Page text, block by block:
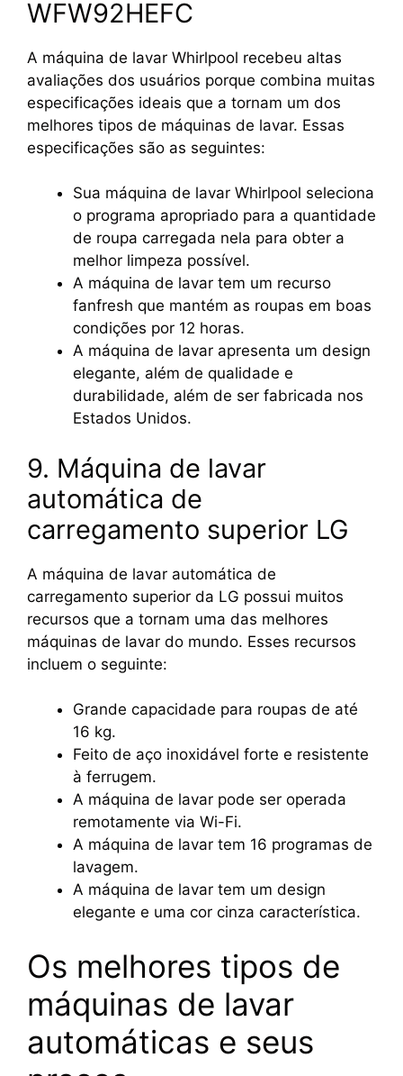
WFW92HEFC
A máquina de lavar Whirlpool recebeu altas
avaliações dos usuários porque combina muitas
especificações ideais que a tornam um dos
melhores tipos de máquinas de lavar. Essas
especificações são as seguintes:
Sua máquina de lavar Whirlpool seleciona
o programa apropriado para a quantidade
de roupa carregada nela para obter a
melhor limpeza possível.
A máquina de lavar tem um recurso
fanfresh que mantém as roupas em boas
condições por 12 horas.
A máquina de lavar apresenta um design
elegante, além de qualidade e
durabilidade, além de ser fabricada nos
Estados Unidos.
9. Máquina de lavar
automática de
carregamento superior LG
A máquina de lavar automática de
carregamento superior da LG possui muitos
recursos que a tornam uma das melhores
máquinas de lavar do mundo. Esses recursos
incluem o seguinte:
Grande capacidade para roupas de até
16 kg.
Feito de aço inoxidável forte e resistente
à ferrugem.
A máquina de lavar pode ser operada
remotamente via Wi-Fi.
A máquina de lavar tem 16 programas de
lavagem.
A máquina de lavar tem um design
elegante e uma cor cinza característica.
Os melhores tipos de
máquinas de lavar
automáticas e seus